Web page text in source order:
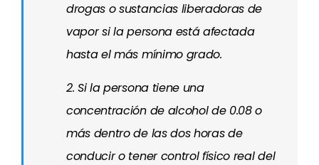
drogas o sustancias liberadoras de
vapor si la persona está afectada
hasta el más mínimo grado.
2. Si la persona tiene una
concentración de alcohol de 0.08 o
más dentro de las dos horas de
conducir o tener control físico real del